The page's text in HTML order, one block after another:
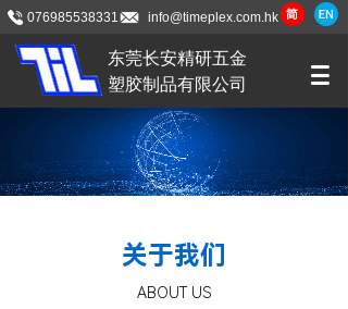
076985538331 info@timeplex.com.hk
东莞长安精研五金
塑胶制品有限公司
关于我们
ABOUT US